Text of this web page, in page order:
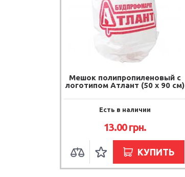
Мешок полипропиленовый с
логотипом Атлант (50 х 90 см)
Есть в наличии
13.00 грн.
КУПИТЬ